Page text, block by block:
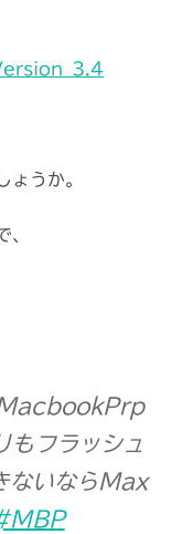
うか。
もフラッシュ
ないならMax